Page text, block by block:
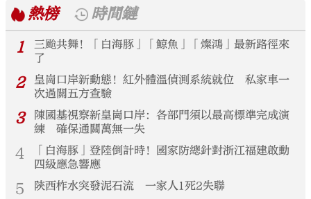
熱榜
時間鏈
1
三颱共舞！「白海豚」「鯨魚」「燦鴻」最新路徑來
了
2
皇崗口岸新動態！紅外體溫偵測系統就位 私家車一
次過關五方查驗
3
陳國基視察新皇崗口岸：各部門須以最高標準完成演
練 確保通關萬無一失
4
「白海豚」登陸倒計時！國家防總針對浙江福建啟動
四級應急響應
5 陝西柞水突發泥石流 一家人1死2失聯